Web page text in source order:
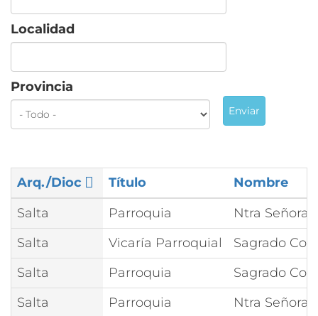
Localidad
Provincia
Enviar
Arq./Dioc Título
Nombre
Salta
Parroquia
Ntra Señora
Salta
Vicaría Parroquial
Sagrado
Salta
Parroquia
Sagrado
Salta
Parroquia
Ntra Señora